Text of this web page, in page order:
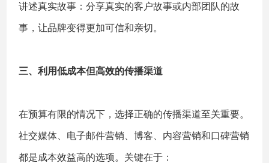
讲述真实故事：分享真实的客户故事或内部团队的故
事，让品牌变得更加可信和亲切。
三、利用低成本但高效的传播渠道
在预算有限的情况下，选择正确的传播渠道至关重要。
社交媒体、电子邮件营销、博客、内容营销和口碑营销
都是成本效益高的选项。关键在于：